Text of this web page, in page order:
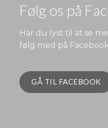
​​​Følg os på
Har du lyst til at se
følg med på
GÅ TIL FACEBOOK​